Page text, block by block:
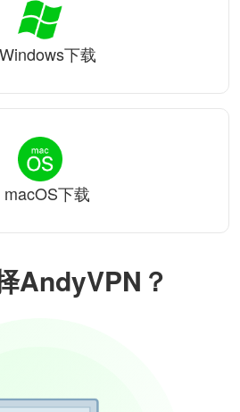
AndyVPN？
Windows下载
macOS下载